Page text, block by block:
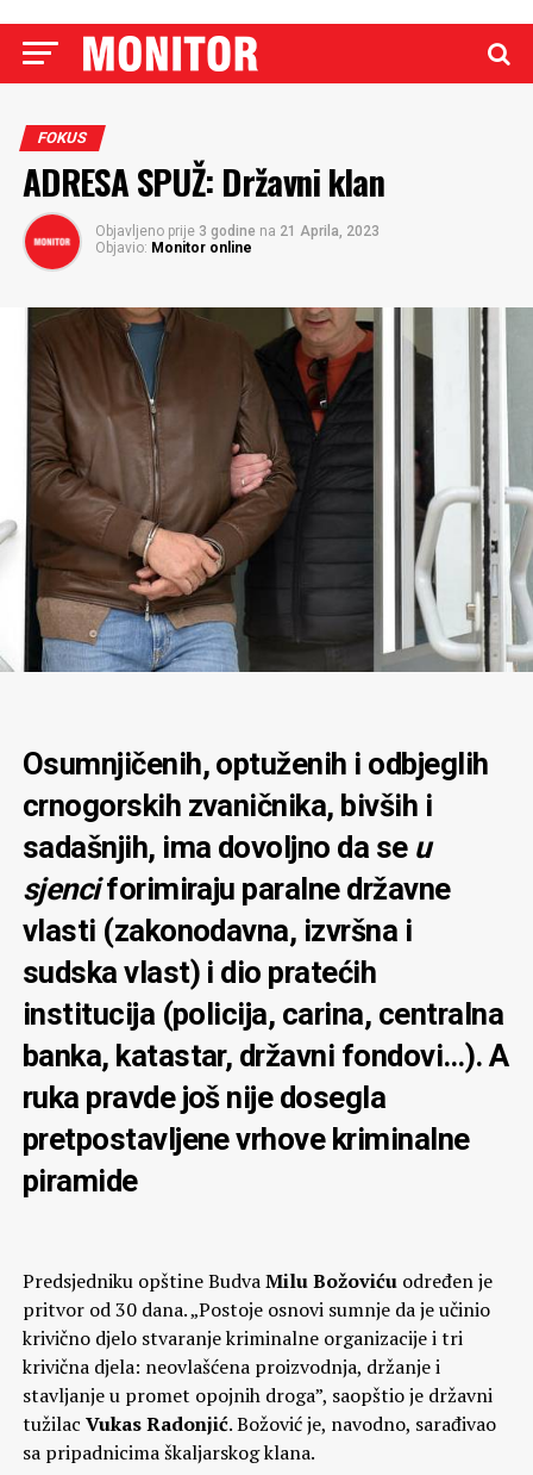
FOKUS
ADRESA SPUŽ: Državni klan
Objavljeno prije 3 godine na 21 Aprila, 2023
Objavio: Monitor online
Osumnjičenih, optuženih i odbjeglih
crnogorskih zvaničnika, bivših i
sadašnjih, ima dovoljno da se u
sjenciforimiraju paralne državne
vlasti (zakonodavna, izvršna i
sudska vlast) i dio pratećih
institucija (policija, carina, centralna
banka, katastar, državni fondovi…). A
ruka pravde još nije dosegla
pretpostavljene vrhove kriminalne
piramide
Predsjedniku opštine BudvaMilu Božovićuodređen je
pritvor od 30 dana. „Postoje osnovi sumnje da je učinio
krivično djelo stvaranje kriminalne organizacije i tri
krivična djela: neovlašćena proizvodnja, držanje i
stavljanje u promet opojnih droga”, saopštio je državni
tužilac Vukas Radonjić. Božović je, navodno, sarađivao
sa pripadnicima škaljarskog klana.